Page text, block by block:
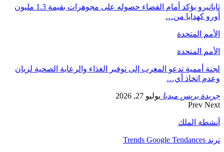
ثاباتيرو يؤكد أمام القضاء حصوله على مجوهرات بقيمة 1.3 مليون
أورو كهدايا من…
الأمم المتحدة
الأمم المتحدة
لجنة أممية تدعو المغرب إلى توفير الغذاء والرعاية الصحية لزيان
وعدم اتخاذ أي…
جريدة بريس ميديا يوليو 27, 2026
Prev Next
أنشطة الملك
ترند Trends Google Tendances